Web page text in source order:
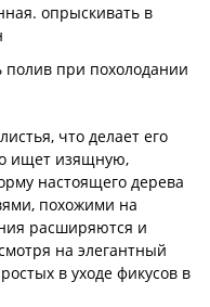
опрыскивать в
полив при похолодании
что делает его
ищет изящную,
настоящего дерева
похожими на
расширяются и
на элегантный
в уходе фикусов в